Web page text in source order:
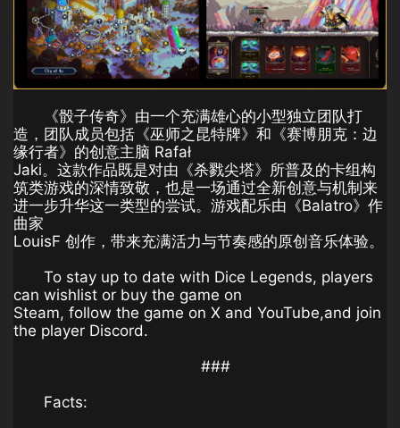
《骰子传奇》由一个充满雄心的小型独立团队打
造，团队成员包括《巫师之昆特牌》和《赛博朋克：边
缘行者》的创意主脑 Rafał
Jaki。这款作品既是对由《杀戮尖塔》所普及的卡组构
筑类游戏的深情致敬，也是一场通过全新创意与机制来
进一步升华这一类型的尝试。游戏配乐由《Balatro》作
曲家
LouisF 创作，带来充满活力与节奏感的原创音乐体验。
To stay up to date with Dice Legends, players
can wishlist or buy the game on
Steam, follow the game on X and YouTube,and join
the player Discord.
###
Facts: